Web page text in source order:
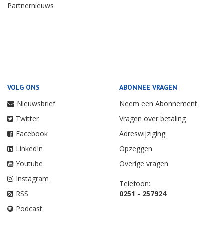
Partnernieuws
VOLG ONS
Nieuwsbrief
Twitter
Facebook
LinkedIn
Youtube
Instagram
RSS
Podcast
ABONNEE VRAGEN
Neem een Abonnement
Vragen over betaling
Adreswijziging
Opzeggen
Overige vragen
Telefoon:
0251 - 257924